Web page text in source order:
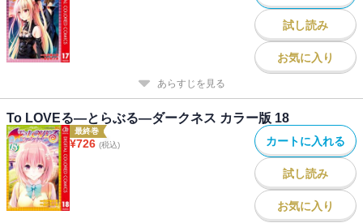
試し読み
お気に入り
あらすじを見る
To LOVEる―とらぶる―ダークネス カラー版 18
最終巻
¥726 (税込) カートに入れる
試し読み
お気に入り